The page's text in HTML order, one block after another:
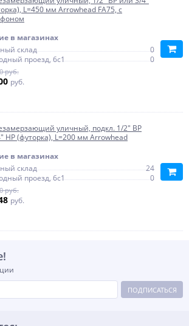
L=450 мм Arrowhead FA75, с
в магазинах
склад
0
проезд, 6с1
0
руб.
руб.
уличный, подкл. 1/2" ВР
НР (футорка), L=200 мм Arrowhead
в магазинах
склад
24
проезд, 6с1
0
руб.
руб.
ПОДПИСАТЬСЯ